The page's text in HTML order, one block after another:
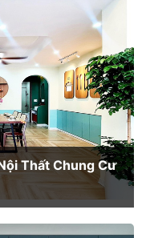
Thất Chung Cư